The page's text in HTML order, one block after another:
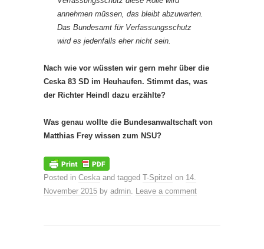
annehmen müssen, das bleibt abzuwarten.
Das Bundesamt für Verfassungsschutz
wird es jedenfalls eher nicht sein.
Nach wie vor wüssten wir gern mehr über die
Ceska 83 SD im Heuhaufen. Stimmt das, was
der Richter Heindl dazu erzählte?
Was genau wollte die Bundesanwaltschaft von
Matthias Frey wissen zum NSU?
Posted in Ceska and tagged T-Spitzel on 14.
November 2015 by admin Leave a comment